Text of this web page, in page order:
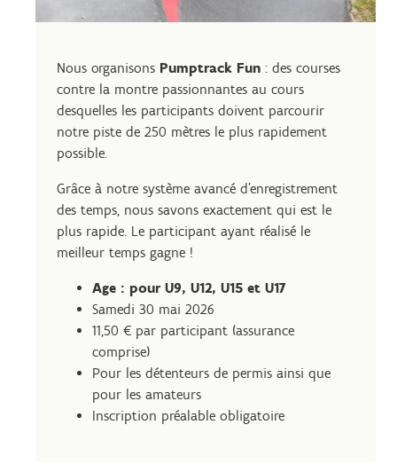
Nous organisons Pumptrack Fun : des courses
contre la montre passionnantes au cours
desquelles les participants doivent parcourir
notre piste de 250 mètres le plus rapidement
possible.
Grâce à notre système avancé d'enregistrement
des temps, nous savons exactement qui est le
plus rapide. Le participant ayant réalisé le
meilleur temps gagne !
Age : pour U9, U12, U15 et U17
Samedi 30 mai 2026
11,50 € par participant (assurance
comprise)
Pour les détenteurs de permis ainsi que
pour les amateurs
Inscription préalable obligatoire